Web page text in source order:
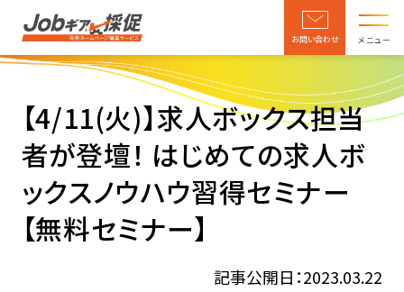
お問い合わせ メニュー
【4/11(火)】求人ボックス担当
者が登壇！ はじめての求人ボ
ックスノウハウ習得セミナー
【無料セミナー】
記事公開日：2023.03.22